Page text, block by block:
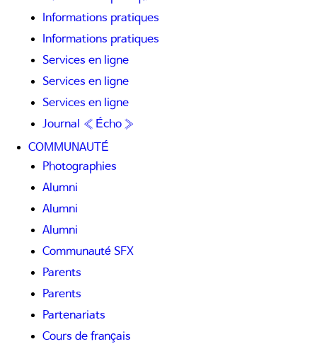
Informations pratiques
Informations pratiques
Services en ligne
Services en ligne
Services en ligne
Journal « Écho »
COMMUNAUTÉ
Photographies
Alumni
Alumni
Alumni
Communauté SFX
Parents
Parents
Partenariats
Cours de français